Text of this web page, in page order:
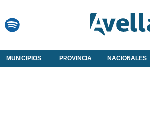
MUNICIPIOS PROVINCIA NACIONALES